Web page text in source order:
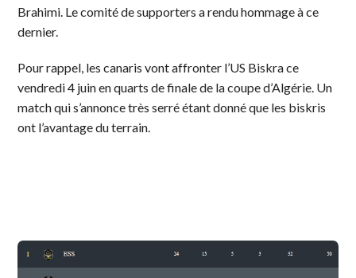
Brahimi. Le comité de supporters a rendu hommage à ce
dernier.
Pour rappel, les canaris vont affronter l’US Biskra ce
vendredi 4 juin en quarts de finale de la coupe d’Algérie. Un
match qui s’annonce très serré étant donné que les biskris
ont l’avantage du terrain.